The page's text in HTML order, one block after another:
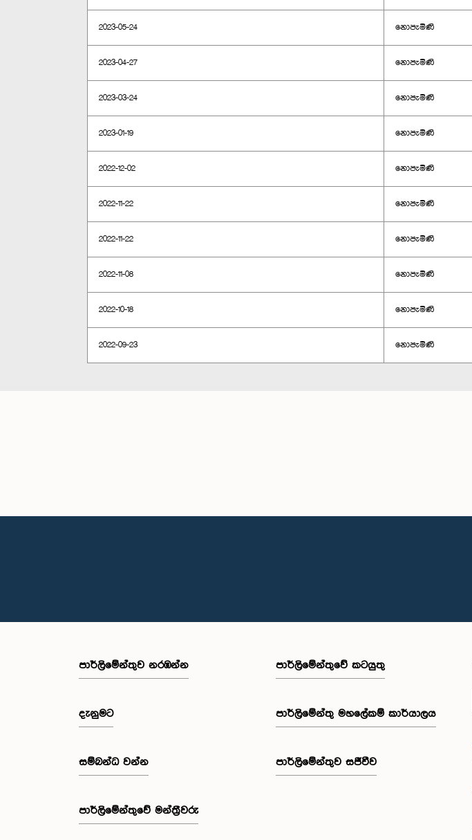
2023-05-24 නොපැමිණි
2023-04-27 නොපැමිණි
2023-03-24 නොපැමිණි
2023-01-19 නොපැමිණි
2022-12-02 නොපැමිණි
2022-11-22 නොපැමිණි
2022-11-22 නොපැමිණි
2022-11-08 නොපැමිණි
2022-10-18 නොපැමිණි
2022-09-23 නොපැමිණි
පාර්ලි‌මේන්තුව නරඹන්න
දැනුමට
සම්බන්ධ වන්න
පාර්ලි‌මේන්තුවේ මන්ත්‍රීවරු
පාර්ලිමේන්තුවේ කටයුතු
පාර්ලිමේන්තු මහලේකම් කාර්යාලය
පාර්ලිමේන්තුව සජීවීව